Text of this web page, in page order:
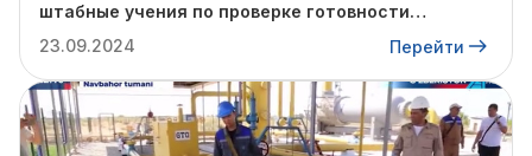
штабные учения по проверке готовности
отопительному сезону.
23.09.2024 Перейти